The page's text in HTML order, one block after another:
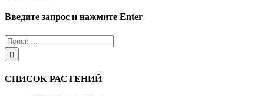
Введите запрос и нажмите Enter
СПИСОК РАСТЕНИЙ